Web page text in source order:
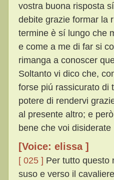
vostra buona risposta
debite grazie formar la
termine è sí lungo che
e come a me di far si
rimanga a conoscer
Soltanto vi dico che,
forse piú rassicurato di
potere di rendervi
al presente altro; e
bene che voi
[Voice: elissa ]
[ 025 ] Per tutto questo
suso e verso il